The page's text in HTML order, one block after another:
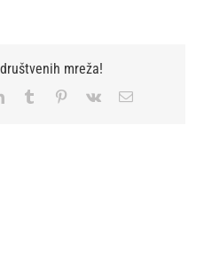
mreža!
LinkedInTumblr Pinterest
Vk Email